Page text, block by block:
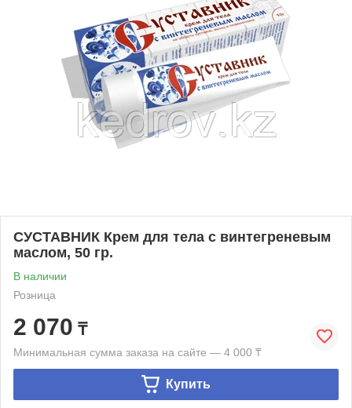
СУСТАВНИК Крем для тела с винтегреневым
маслом, 50 гр.
В наличии
Розница
2 070 ₸
Минимальная сумма заказа на сайте — 4 000 ₸
Купить